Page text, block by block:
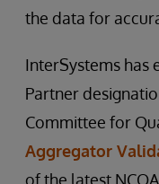
the data for
InterSystems has
Partner
Committee for
Aggregator
of the latest